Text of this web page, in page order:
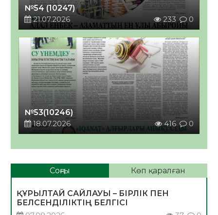
№54 (10247)
21.07.2026
233 0
№53(10246)
18.07.2026
416 0
Соңғы Көп қаралған
ҚҰРЫЛТАЙ САЙЛАУЫ – БІРЛІК ПЕН
БЕЛСЕНДІЛІКТІҢ БЕЛГІСІ